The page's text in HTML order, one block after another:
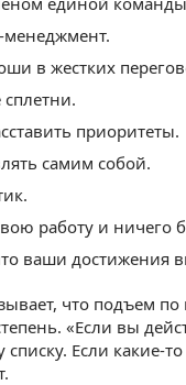
в жестких
сплетни.
приоритеты.
самим собой.
работу и ничего
ваши достижения
что подъем по
«Если вы
Если какие-